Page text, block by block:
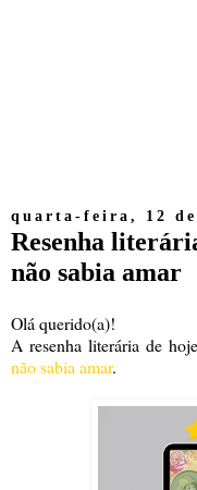
quarta-feira, 12 de
Resenha
não sabia amar
Olá querido(a)!
A resenha literária de
não sabia amar.